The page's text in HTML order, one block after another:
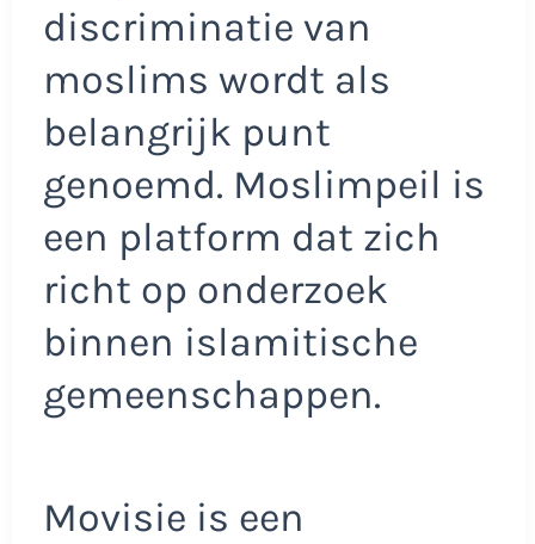
discriminatie van
moslims wordt als
belangrijk punt
genoemd. Moslimpeil is
een platform dat zich
richt op onderzoek
binnen islamitische
gemeenschappen.
Movisie is een